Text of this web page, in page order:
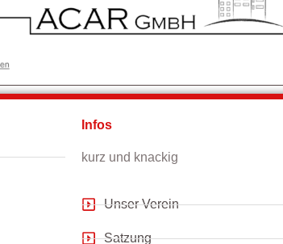
Infos
kurz und knackig
Unser Verein
Satzung